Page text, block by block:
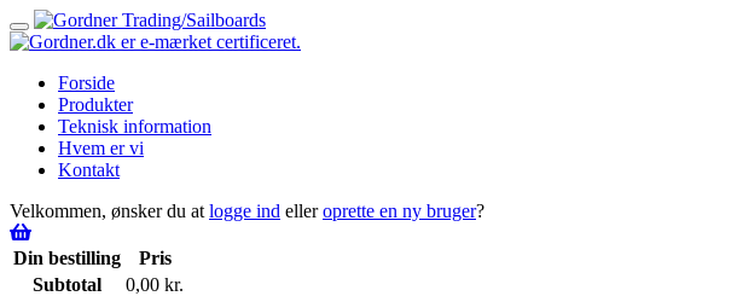
Toggle
navigation
Forside
Produkter
Teknisk information
Hvem er vi
Kontakt
Velkommen, ønsker du at logge ind elleroprette en ny bruger?
Din bestilling
Pris
Subtotal
0,00 kr.